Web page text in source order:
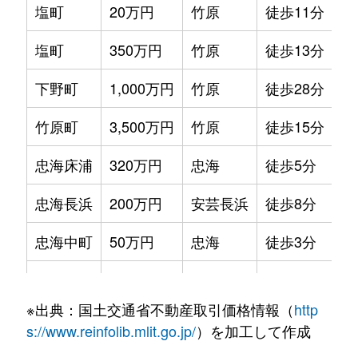
塩町
20万円 竹原
徒歩11分
塩町
350万円 竹原
徒歩13分
下野町
1,000万円 竹原
徒歩28分
竹原町
3,500万円 竹原
徒歩15分
忠海床浦
320万円 忠海
徒歩5分
忠海長浜
200万円 安芸長浜
徒歩8分
忠海中町
50万円 忠海
徒歩3分
忠海東町
20万円 忠海
徒歩13分
※出典：国土交通省不動産取引価格情報（http
s://www.reinfolib.mlit.go.jp/）を加工して作成